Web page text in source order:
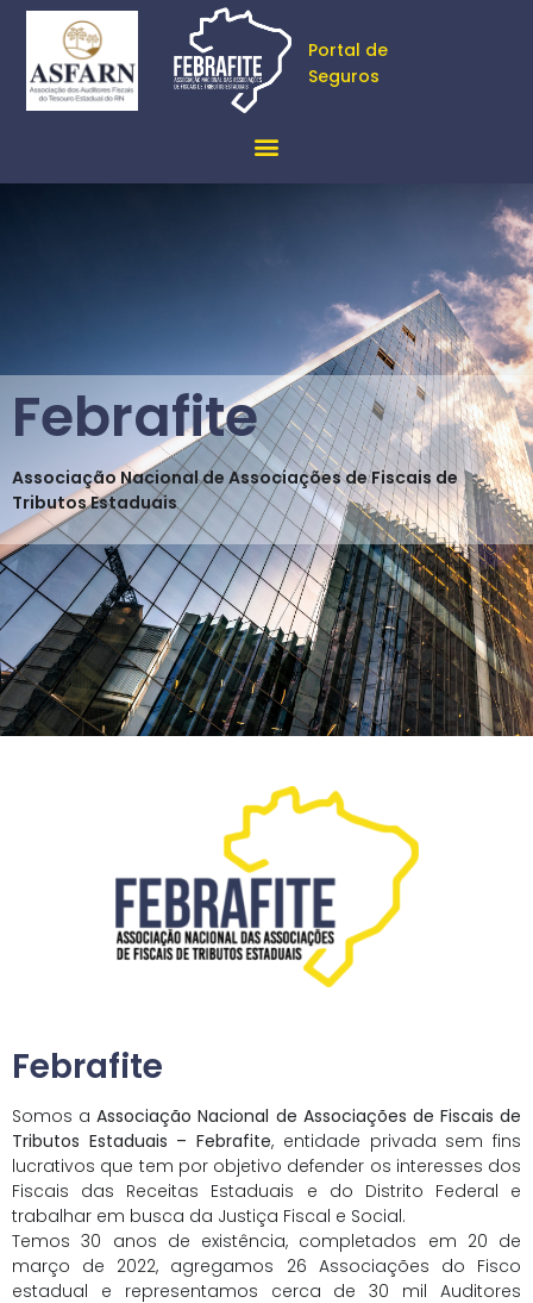
Portal de
Seguros
Febrafite
Associação Nacional de Associações de Fiscais de
Tributos Estaduais
Febrafite
Somos aAssociação Nacional de Associações de Fiscais de
Tributos Estaduais – Febrafite, entidade privada sem fins
lucrativos que tem por objetivo defender os interesses dos
Fiscais das Receitas Estaduais e do Distrito Federal e
trabalhar em busca da Justiça Fiscal e Social.
Temos 30 anos de existência, completados em 20 de
março de 2022, agregamos 26 Associações do Fisco
estadual e representamos cerca de 30 mil Auditores